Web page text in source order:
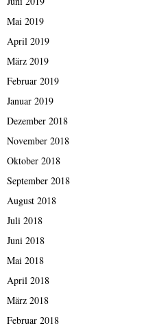
Mai 2019
April 2019
März 2019
Februar 2019
Januar 2019
Dezember 2018
November 2018
Oktober 2018
September 2018
August 2018
Juli 2018
Juni 2018
Mai 2018
April 2018
März 2018
Februar 2018